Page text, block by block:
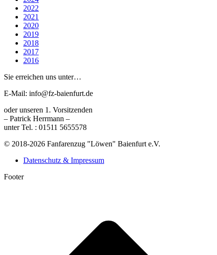
2022
2021
2020
2019
2018
2017
2016
Sie erreichen uns unter…
E-Mail: info@fz-baienfurt.de
oder unseren 1. Vorsitzenden
– Patrick Herrmann –
unter Tel. : 01511 5655578
© 2018-2026 Fanfarenzug "Löwen" Baienfurt e.V.
Datenschutz & Impressum
Footer